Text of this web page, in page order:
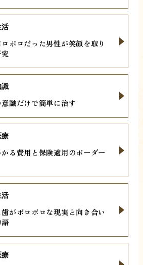
ボロだった男性が笑顔を取り
活
識だけで簡単に治す
識
る費用と保険適用のボーダー
療
がボロボロな現実と向き合い
活
療